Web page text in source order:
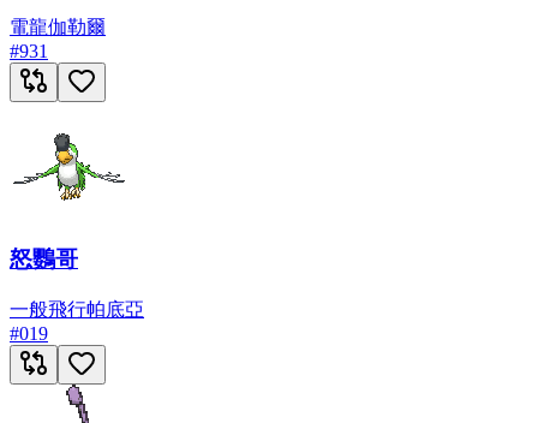
電龍伽勒爾
#931
怒鸚哥
一般飛行帕底亞
#019